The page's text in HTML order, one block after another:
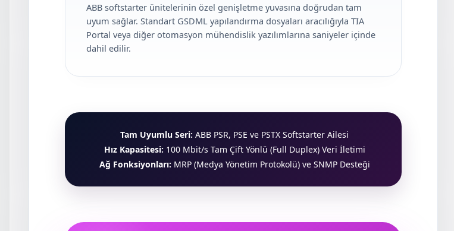
ABB softstarter ünitelerinin özel genişletme yuvasına doğrudan tam
uyum sağlar. Standart GSDML yapılandırma dosyaları aracılığıyla TIA
Portal veya diğer otomasyon mühendislik yazılımlarına saniyeler içinde
dahil edilir.
Tam Uyumlu Seri: ABB PSR, PSE ve PSTX Softstarter Ailesi
Hız Kapasitesi: 100 Mbit/s Tam Çift Yönlü (Full Duplex) Veri İletimi
Ağ Fonksiyonları: MRP (Medya Yönetim Protokolü) ve SNMP Desteği